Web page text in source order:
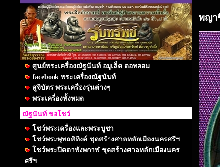
ศูนย์พระเครื่องณัฐนันท์ อมูเล็ต ดอทคอม
facebook พระเครื่องณัฐนันท์
สูจิบัตร พระเครื่องรุ่นต่างๆ
พระเครื่องทั้งหมด
ณัฐนันท์ ขอโชว์
โชว์พระเครื่องและพระบูชา
โชว์พระพุทธสิหิงค์ ชุดสร้างศาลหลักเมืองนครศรีฯ
โชว์พระปิดตาพังพกาฬ ชุดสร้างศาลหลักเมืองนคร
ศรีฯ
พญา